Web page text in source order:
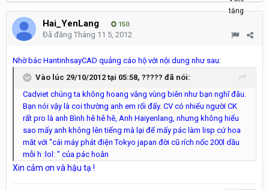
Hai_YenLang 150
Đã đăng Tháng 11 5, 2012
Nhờ bác HantinhsayCAD quảng cáo hộ với nội dung như sau:
Vào lúc 29/10/2012 tại 05:58, ????? đã nói:
Cadviet chúng ta không hoang vắng vùng biên như bạn nghĩ đâu.
Bạn nói vậy là coi thường anh em rối đấy. CV có nhiếu người CK
rất pro là anh Bình hê hê hê, Anh Haiyenlang, nhưng không hiểu
sao mấy anh không lên tiếng mà lại để mấy pác làm lisp cứ hoa
mắt với "cái máy phát điện Tokyo japan đời cũ rích nốc 200l dầu
mỗi h :lol: " của pác hoằn
Xin cảm ơn và hậu tạ !